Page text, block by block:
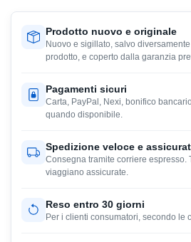
Prodotto nuovo e originale
Nuovo e sigillato, salvo
prodotto, e coperto dalla garanzia
Pagamenti sicuri
Carta, PayPal, Nexi, bonifico
quando disponibile.
Spedizione veloce e
Consegna tramite corriere espresso.
viaggiano assicurate.
Reso entro 30 giorni
Per i clienti consumatori, secondo le